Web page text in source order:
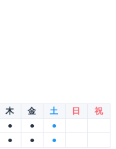
木 金 土 日
祝
● ●
●
● ● ●